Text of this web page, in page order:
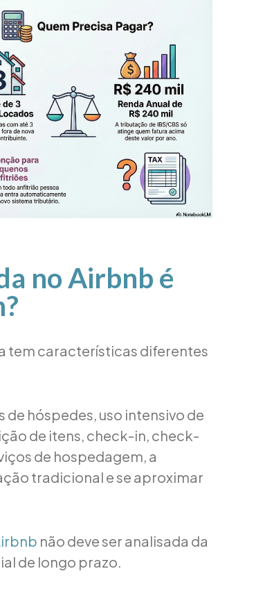
no Airbnb é
tem características diferentes
hóspedes, uso intensivo de
de itens, check-in, check-
de hospedagem, a
tradicional e se aproximar
não deve ser analisada da
de longo prazo.